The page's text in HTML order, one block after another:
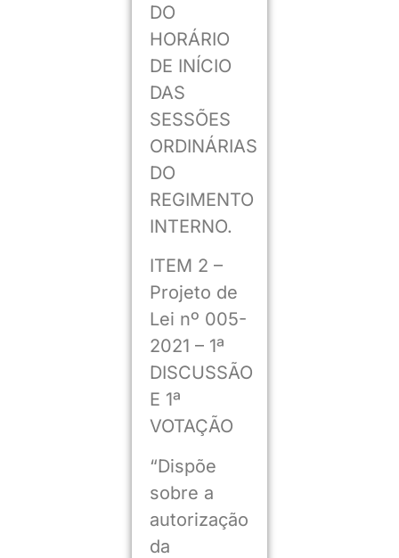
DO
HORÁRIO
DE INÍCIO
DAS
SESSÕES
ORDINÁRIAS
DO
REGIMENTO
INTERNO.
ITEM 2 –
Projeto de
Lei nº 005-
2021 – 1ª
DISCUSSÃO
E 1ª
VOTAÇÃO
“Dispõe
sobre a
autorização
da